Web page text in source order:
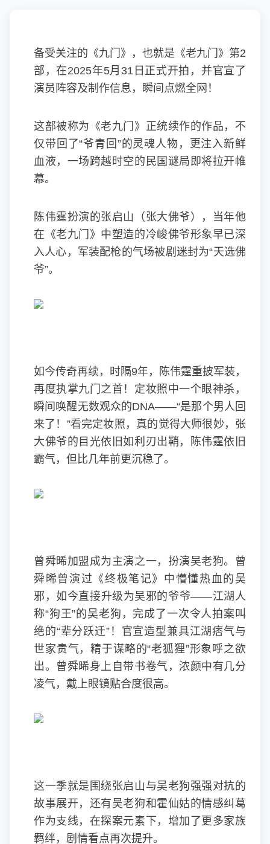
备受关注的《九门》，也就是《老九门》第2
部，在2025年5月31日正式开拍，并官宣了
演员阵容及制作信息，瞬间点燃全网！
这部被称为《老九门》正统续作的作品，不
仅带回了“爷青回”的灵魂人物，更注入新鲜
血液，一场跨越时空的民国谜局即将拉开帷
幕。
陈伟霆扮演的张启山（张大佛爷），当年他
在《老九门》中塑造的冷峻佛爷形象早已深
入人心，军装配枪的气场被剧迷封为“天选佛
爷”。
如今传奇再续，时隔9年，陈伟霆重披军装，
再度执掌九门之首！定妆照中一个眼神杀，
瞬间唤醒无数观众的DNA——“是那个男人回
来了！”看完定妆照，真的觉得大师很妙，张
大佛爷的目光依旧如利刃出鞘，陈伟霆依旧
霸气，但比几年前更沉稳了。
曾舜晞加盟成为主演之一，扮演吴老狗。曾
舜晞曾演过《终极笔记》中懵懂热血的吴
邪，如今直接升级为吴邪的爷爷——江湖人
称“狗王”的吴老狗，完成了一次令人拍案叫
绝的“辈分跃迁”！官宣造型兼具江湖痞气与
世家贵气，精于谋略的“老狐狸”形象呼之欲
出。曾舜晞身上自带书卷气，浓颜中有几分
凌气，戴上眼镜贴合度很高。
这一季就是围绕张启山与吴老狗强强对抗的
故事展开，还有吴老狗和霍仙姑的情感纠葛
作为支线，在探案元素下，增加了更多家族
羁绊，剧情看点再次提升。